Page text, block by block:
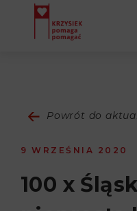
DZIAŁALNOŚĆ
Powrót do
9 WRZEŚNIA 2020
100 x